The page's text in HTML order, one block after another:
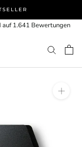
auf1.641 Bewertungen